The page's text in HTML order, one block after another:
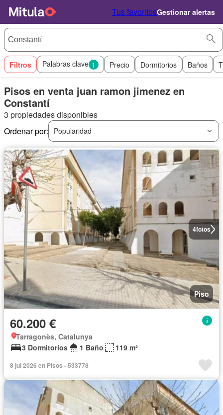
Tus favoritosGestionar alertas
Filtros Palabras clave 1 Precio Dormitorios Baños
Pisos en venta juan ramon jimenez en
Constantí
3 propiedades disponibles
Ordenar por:
Popularidad
4fotos
Piso
60.200 €
Tarragonès, Catalunya
3 Dormitorios
1 Baño 119 m²
8 jul 2026 en Pisos - 533778